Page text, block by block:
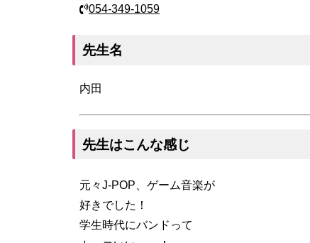
054-349-1059
先生名
内田
先生はこんな感じ
元々J-POP、ゲーム音楽が
好きでした！
学生時代にバンドって